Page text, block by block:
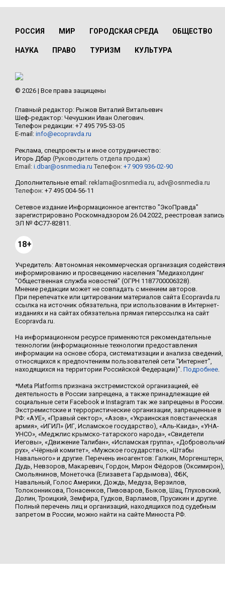
РОССИЯ МИР ГОРОДСКАЯ СРЕДА ОБЩЕСТВО
НАУКА ПРАВО ТУРИЗМ КУЛЬТУРА
© 2026 | Все права защищены
Главный редактор: Рыжов Виталий Витальевич
Шеф-редактор: Чечушкин Иван Олегович.
Телефон редакции: +7 495 795-53-05
E-mail: info@ecopravda.ru
Реклама, спецпроекты и иное сотрудничество:
Игорь Дбар (Руководитель отдела продаж)
Email: i.dbar@osnmedia.ru Телефон: +7 909 936-02-90
Дополнительные email: reklama@osnmedia.ru adv@osnmedia.ru
Телефон: +7 495 004-56-11
Сетевое издание Информационное агентство "ЭкоПравда"
зарегистрировано Роскомнадзором 26.04.2022, реестровая запись
ЭЛ № ФС77-82811.
18+
Учредитель: Автономная некоммерческая организация содействия
информированию и просвещению населения "Медиахолдинг
"Общественная служба новостей" (ОГРН 1187700006328).
Мнение редакции может не совпадать с мнением авторов.
При перепечатке или цитировании материалов сайта Ecopravda.ru
ссылка на источник обязательна, при использовании в Интернет-
изданиях и на сайтах обязательна прямая гиперссылка на сайт
Ecopravda.ru.
На информационном ресурсе применяются рекомендательные
технологии (информационные технологии предоставления
информации на основе сбора, систематизации и анализа сведений,
относящихся к предпочтениям пользователей сети "Интернет",
находящихся на территории Российской Федерации)". Подробнее
*Meta Platforms признана экстремистской организацией, её
деятельность в России запрещена, а также принадлежащие ей
социальные сети Facebook и Instagram так же запрещены в России.
Экстремистские и террористические организации, запрещенные в
РФ: «АУЕ», «Правый сектор», «Азов», «Украинская повстанческая
армия», «ИГИЛ» (ИГ, Исламское государство), «Аль-Каида», «УНА-
УНСО», «Меджлис крымско-татарского народа», «Свидетели
Иеговы», «Движение Талибан», «Исламская группа»,
рух», «Чёрный комитет», «Мужское государство», «Штабы
Навального» и другие. Перечень иноагентов: Галкин, Моргенштерн,
Дудь, Невзоров, Макаревич, Гордон, Мирон Фёдоров (Оксимирон),
Смольянинов, Монеточка (Елизавета Гардымова), ФБК,
Навальный, Голос Америки, Дождь, Медуза, Верзилов,
Толоконникова, Понасенков, Пивоваров, Быков, Шац, Глуховский,
Долин, Троицкий, Земфира, Гудков, Варламов, Прусикин и другие.
Полный перечень лиц и организаций, находящихся под судебным
запретом в России, можно найти на сайте Минюста РФ.